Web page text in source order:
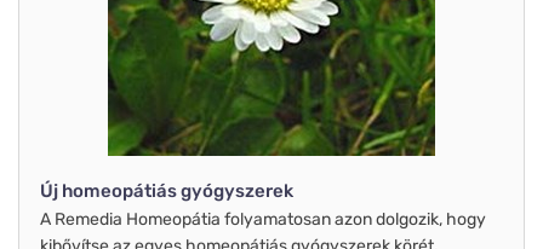
Új homeopátiás gyógyszerek
A Remedia Homeopátia folyamatosan azon dolgozik, hogy